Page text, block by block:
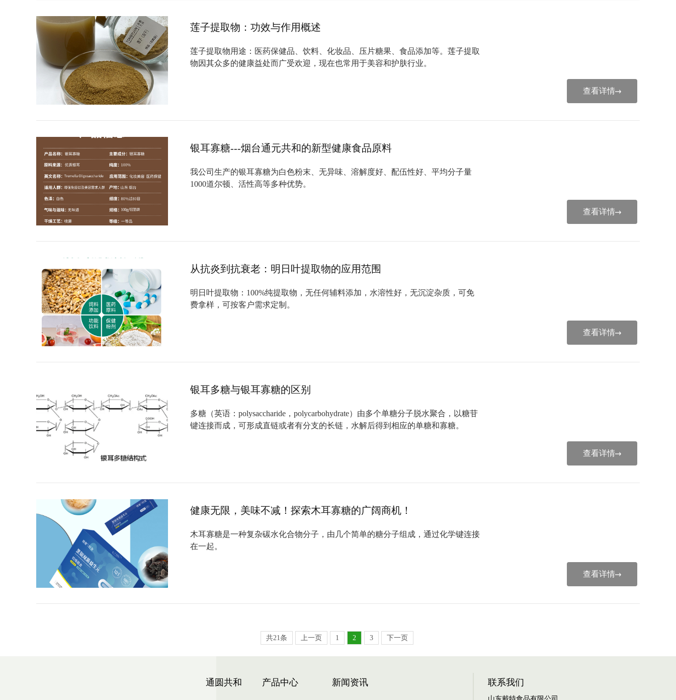
查看详情
莲子提取物：功效与作用概述
莲子提取物用途：医药保健品、饮料、化妆品、压片糖果、食品添加等。莲子提取
物因其众多的健康益处而广受欢迎，现在也常用于美容和护肤行业。
查看详情
银耳寡糖---烟台通元共和的新型健康食品原料
我公司生产的银耳寡糖为白色粉末、无异味、溶解度好、配伍性好、平均分子量
1000道尔顿、活性高等多种优势。
查看详情
从抗炎到抗衰老：明日叶提取物的应用范围
明日叶提取物：100%纯提取物，无任何辅料添加，水溶性好，无沉淀杂质，可免
费拿样，可按客户需求定制。
查看详情
银耳多糖与银耳寡糖的区别
多糖（英语：polysaccharide，polycarbohydrate）由多个单糖分子脱水聚合，以糖苷
键连接而成，可形成直链或者有分支的长链，水解后得到相应的单糖和寡糖。
查看详情
健康无限，美味不减！探索木耳寡糖的广阔商机！
木耳寡糖是一种复杂碳水化合物分子，由几个简单的糖分子组成，通过化学键连接
在一起。
共21条 上一页 1 2 3 下一页
通圆共和 产品中心 新闻资讯 联系我们